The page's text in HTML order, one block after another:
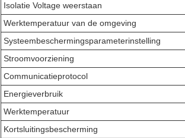
Isolatie Voltage weerstaan
Werktemperatuur van de omgeving
Systeembeschermingsparameterinstelling
Stroomvoorziening
Communicatieprotocol
Energieverbruik
Werktemperatuur
Kortsluitingsbescherming